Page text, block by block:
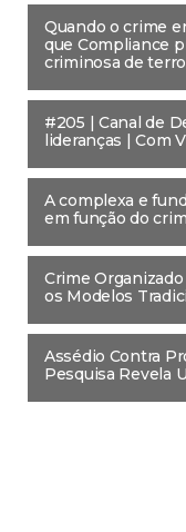
Quando o crime
que Compliance
criminosa de
#205 | Canal de
lideranças | Com
A complexa e
em função do
Crime
os Modelos
Assédio Contra
Pesquisa Revela